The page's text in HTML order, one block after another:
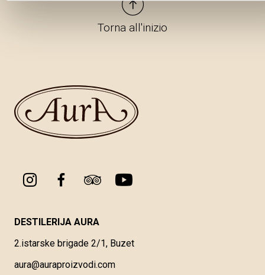
Torna all'inizio
DESTILERIJA AURA
2.istarske brigade 2/1, Buzet
aura@auraproizvodi.com